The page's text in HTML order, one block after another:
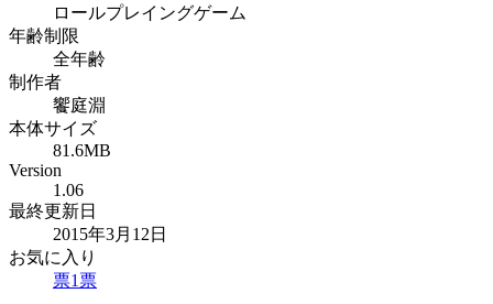
ロールプレイングゲーム
年齢制限
全年齢
制作者
饗庭淵
本体サイズ
81.6MB
Version
1.06
最終更新日
2015年3月12日
お気に入り
票1 票